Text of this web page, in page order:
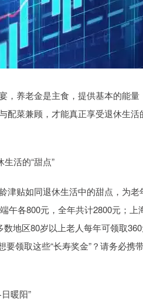
，养老金是主食，提供基本的能
配菜兼顾，才能真正享受退休生
活的“甜点”
津贴如同退休生活中的甜点，为
午各800元，全年共计2800元；
地区80岁以上老人每年可领取
领取这些“长寿奖金”？请务必携
暖阳”